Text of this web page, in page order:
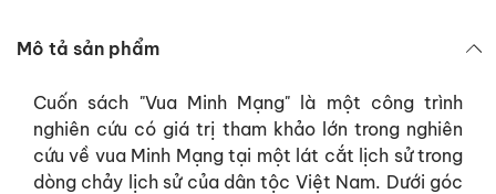
Mô tả sản phẩm
Cuốn sách "Vua Minh Mạng" là một công trình
nghiên cứu có giá trị tham khảo lớn trong nghiên
cứu về vua Minh Mạng tại một lát cắt lịch sử trong
dòng chảy lịch sử của dân tộc Việt Nam. Dưới góc